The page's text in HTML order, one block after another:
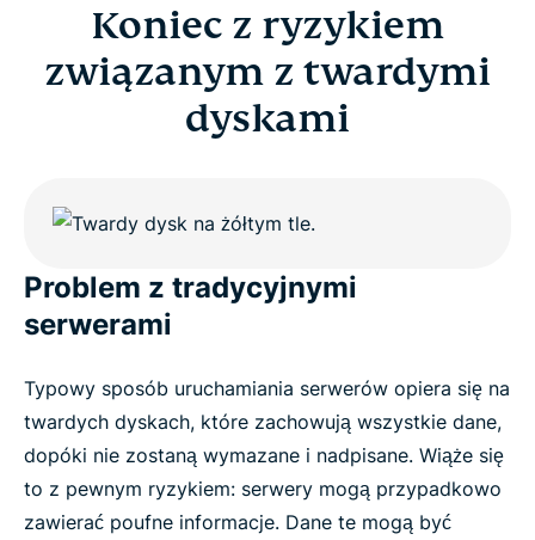
Koniec z ryzykiem
związanym z twardymi
dyskami
Problem z tradycyjnymi
serwerami
Typowy sposób uruchamiania serwerów opiera się na
twardych dyskach, które zachowują wszystkie dane,
dopóki nie zostaną wymazane i nadpisane. Wiąże się
to z pewnym ryzykiem: serwery mogą przypadkowo
zawierać poufne informacje. Dane te mogą być